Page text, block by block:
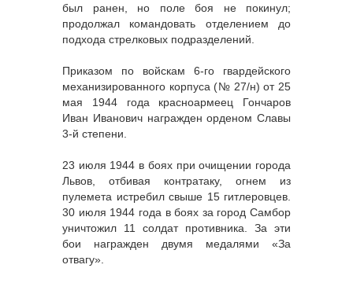
был ранен, но поле боя не покинул;
продолжал командовать отделением до
подхода стрелковых подразделений.
Приказом по войскам 6-го гвардейского
механизированного корпуса (№ 27/н) от 25
мая 1944 года красноармеец Гончаров
Иван Ивановичнагражден орденом Славы
3-й степени.
23 июля 1944 в боях при очищении города
Львов, отбивая контратаку, огнем из
пулемета истребил свыше 15 гитлеровцев.
30 июля 1944 года в боях за город Самбор
уничтожил 11 солдат противника. За эти
бои награжден двумя медалями «За
отвагу».